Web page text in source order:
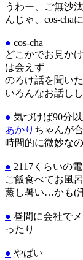
うわー、ご無沙
んじゃ、cos-cha
● cos-cha
どこかでお見か
は会えず
のろけ話を聞い
いろんなお話し
● 気づけば90分
あかり ちゃんが
時間的に微妙な
● 2117くらいの
ご飯食べてお風
蒸し暑い…かも(
● 昼間に会社で
ったり
● やばい